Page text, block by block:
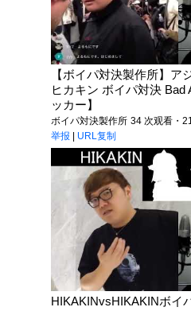
【ボイパ対決製作所】ア
ヒカキン ボイパ対決 Bad
ッカー】
ボイパ対決製作所 34 次观看・
举报
URL复制
HIKAKINvsHIKAKINボイ